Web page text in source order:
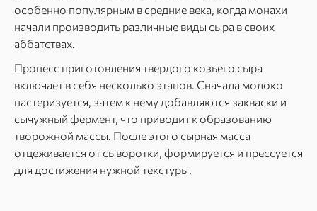
особенно популярным в средние века, когда монахи
начали производить различные виды сыра в своих
аббатствах.
Процесс приготовления твердого козьего сыра
включает в себя несколько этапов. Сначала молоко
пастеризуется, затем к нему добавляются закваски и
сычужный фермент, что приводит к образованию
творожной массы. После этого сырная масса
отцеживается от сыворотки, формируется и прессуется
для достижения нужной текстуры.